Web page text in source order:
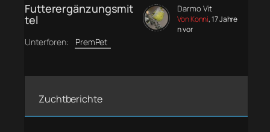
Futterergänzungsmit
tel
Unterforen: PremPet
Darmo Vit
Von Konni, 17 Jahre
n vor
Zuchtberichte